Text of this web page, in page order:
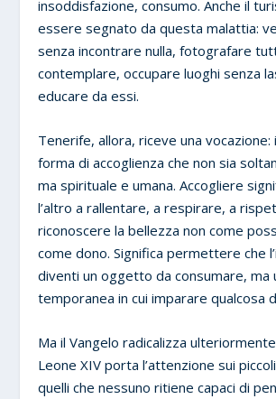
insoddisfazione, consumo. Anche il
essere segnato da questa malattia:
senza incontrare nulla, fotografare
contemplare, occupare luoghi senza
educare da essi.
Tenerife, allora, riceve una vocazione:
forma di accoglienza che non sia
ma spirituale e umana. Accogliere
l’altro a rallentare, a respirare, a
riconoscere la bellezza non come
come dono. Significa permettere che
diventi un oggetto da consumare, ma
temporanea in cui imparare qualcosa
Ma il Vangelo radicalizza
Leone XIV porta l’attenzione sui
quelli che nessuno ritiene capaci di